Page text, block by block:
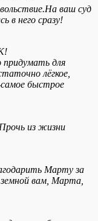
ваш суд
в него сразу!
придумать для
лёгкое,
быстрое
из жизни
Марту за
вам, Марта,